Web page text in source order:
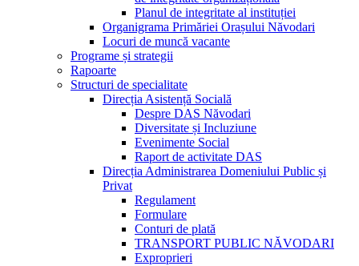
Planul de integritate al instituției
Organigrama Primăriei Orașului Năvodari
Locuri de muncă vacante
Programe și strategii
Rapoarte
Structuri de specialitate
Direcția Asistență Socială
Despre DAS Năvodari
Diversitate și Incluziune
Evenimente Social
Raport de activitate DAS
Direcția Administrarea Domeniului Public și
Privat
Regulament
Formulare
Conturi de plată
TRANSPORT PUBLIC NĂVODARI
Exproprieri